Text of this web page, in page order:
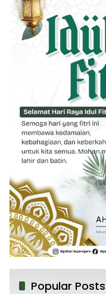
Popular Posts